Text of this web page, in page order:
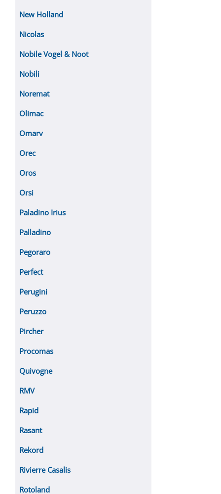
New Holland
Nicolas
Nobile Vogel & Noot
Nobili
Noremat
Olimac
Omarv
Orec
Oros
Orsi
Paladino Irius
Palladino
Pegoraro
Perfect
Perugini
Peruzzo
Pircher
Procomas
Quivogne
RMV
Rapid
Rasant
Rekord
Rivierre Casalis
Rotoland